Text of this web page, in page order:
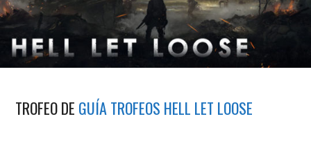
TROFEO DE GUÍA TROFEOS HELL LET LOOSE